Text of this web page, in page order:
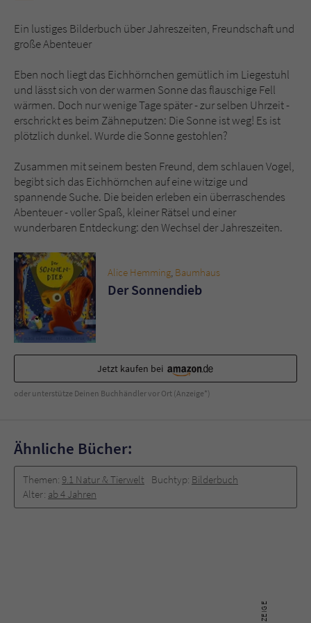
Ein lustiges Bilderbuch über Jahreszeiten, Freundschaft und
große Abenteuer
Eben noch liegt das Eichhörnchen gemütlich im Liegestuhl
und lässt sich von der warmen Sonne das flauschige Fell
wärmen. Doch nur wenige Tage später - zur selben Uhrzeit -
erschrickt es beim Zähneputzen: Die Sonne ist weg! Es ist
plötzlich dunkel. Wurde die Sonne gestohlen?
Zusammen mit seinem besten Freund, dem schlauen Vogel,
begibt sich das Eichhörnchen auf eine witzige und
spannende Suche. Die beiden erleben ein überraschendes
Abenteuer - voller Spaß, kleiner Rätsel und einer
wunderbaren Entdeckung: den Wechsel der Jahreszeiten.
Alice Hemming Baumhaus
Der Sonnendieb
Jetzt kaufen bei
oder unterstütze Deinen Buchhändler vor Ort (Anzeige*)
Ähnliche Bücher:
Themen: 9.1 Natur & Tierwelt Buchtyp: Bilderbuch
Alter: ab 4 Jahren
Name tx_pwcomments_ahash
Laufzeit 1 Jahr
Zweck Cookie für Kommentare einzelner Buchtitel
Name fe_typo_user
Anbieter Literatur-Couch Medien GmbH & Co. KG
Zweck
Dieses Cookie gewährleistet die
Kommunikation der Webseite mit dem